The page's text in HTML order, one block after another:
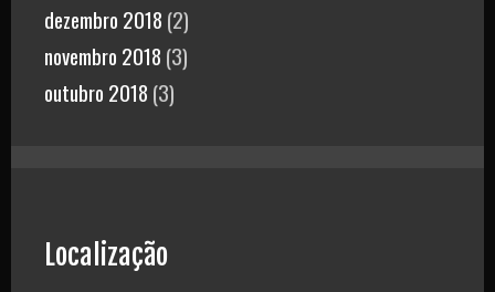
dezembro 2018 (2)
novembro 2018 (3)
outubro 2018 (3)
Localização